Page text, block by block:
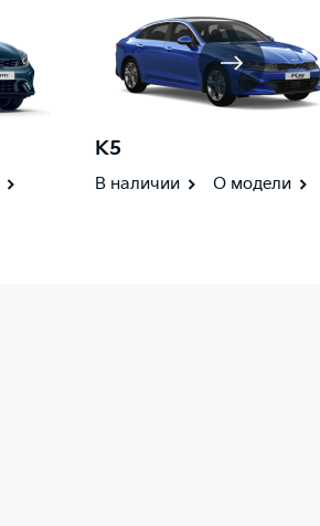
K5
В наличии О модели